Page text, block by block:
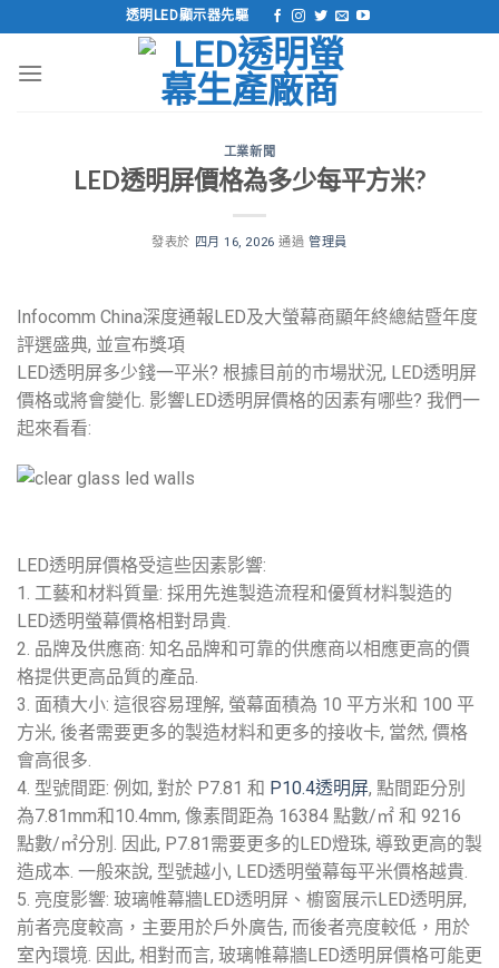
到
透明LED顯示器先驅
工業新聞
LED透明屏價格為多少每平方米?
發表於 四月 16, 2026 通過 管理員
Infocomm China深度通報LED及大螢幕商顯年終總結暨年度
評選盛典, 並宣布獎項
LED透明屏多少錢一平米? 根據目前的市場狀況, LED透明屏
價格或將會變化. 影響LED透明屏價格的因素有哪些? 我們一
起來看看:
LED透明屏價格受這些因素影響:
1. 工藝和材料質量: 採用先進製造流程和優質材料製造的
LED透明螢幕價格相對昂貴.
2. 品牌及供應商: 知名品牌和可靠的供應商以相應更高的價
格提供更高品質的產品.
3. 面積大小: 這很容易理解, 螢幕面積為 10 平方米和 100 平
方米, 後者需要更多的製造材料和更多的接收卡, 當然, 價格
會高很多.
4. 型號間距: 例如, 對於 P7.81 和 P10.4透明屏, 點間距分別
為7.81mm和10.4mm, 像素間距為 16384 點數/㎡ 和 9216
點數/㎡分別. 因此, P7.81需要更多的LED燈珠, 導致更高的製
造成本. 一般來說, 型號越小, LED透明螢幕每平米價格越貴.
5. 亮度影響: 玻璃帷幕牆LED透明屏、櫥窗展示LED透明屏,
前者亮度較高，主要用於戶外廣告, 而後者亮度較低，用於
室內環境. 因此, 相對而言, 玻璃帷幕牆LED透明屏價格可能更